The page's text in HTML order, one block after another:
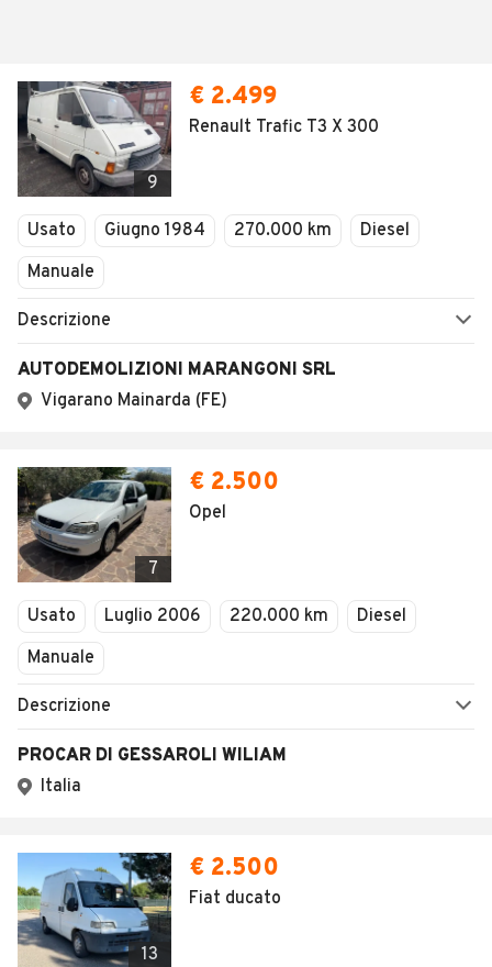
9
€ 2.499
Renault Trafic T3 X 300
Usato Giugno 1984 270.000 km
Diesel
Manuale
Descrizione
AUTODEMOLIZIONI MARANGONI SRL
Vigarano Mainarda (FE)
7
€ 2.500
Opel
Usato Luglio 2006 220.000 km
Diesel
Manuale
Descrizione
PROCAR DI GESSAROLI WILIAM
Italia
13
€ 2.500
Fiat ducato